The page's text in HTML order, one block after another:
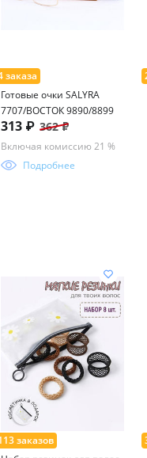
Готовые очки SALYRA
7707/ВОСТОК 9890/8899
313 ₽ 362 ₽
Включая комиссию 21 %
Подробнее